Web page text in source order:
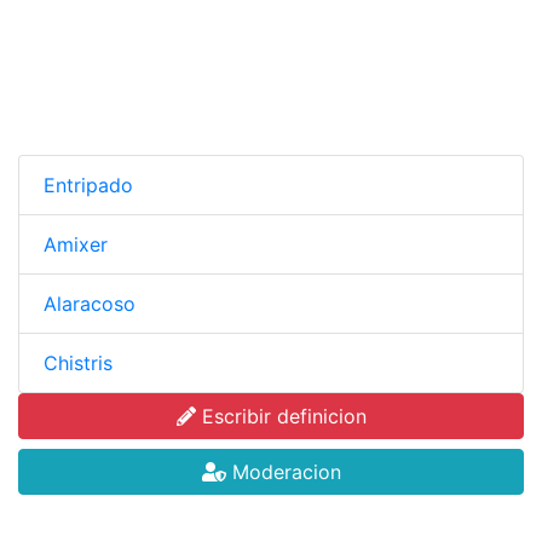
Entripado
Amixer
Alaracoso
Chistris
Escribir definicion
Moderacion